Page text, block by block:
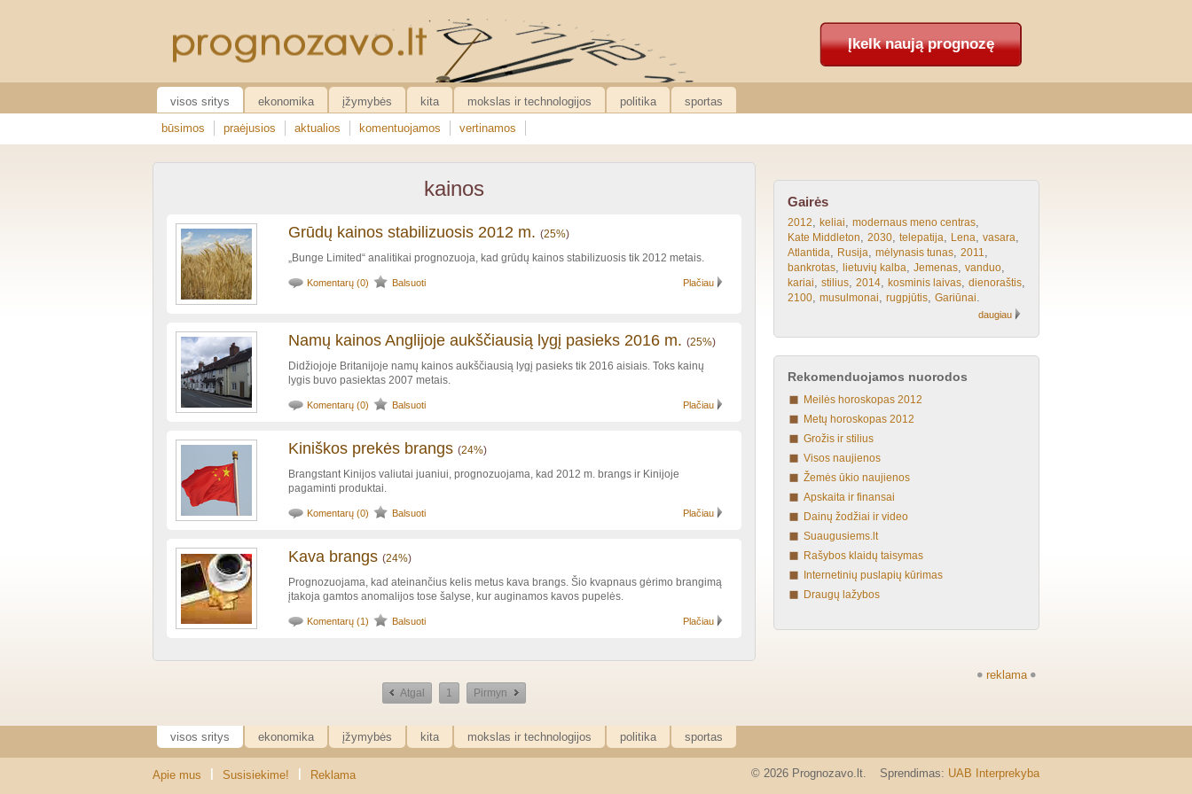
Įkelk naują prognozę
visos sritys ekonomika įžymybės kita mokslas ir technologijos politika
sportas
būsimos
praėjusios aktualios komentuojamos vertinamos
kainos
Grūdų kainos stabilizuosis 2012 m. (25%)
„Bunge Limited“ analitikai prognozuoja, kad grūdų kainos stabilizuosis tik 2012 metais.
Komentarų (0) Balsuoti Plačiau
Namų kainos Anglijoje aukščiausią lygį pasieks 2016 m. (25%)
Didžiojoje Britanijoje namų kainos aukščiausią lygį pasieks tik 2016 aisiais. Toks kainų
lygis buvo pasiektas 2007 metais.
Komentarų (0) Balsuoti Plačiau
Kiniškos prekės brangs (24%)
Brangstant Kinijos valiutai juaniui, prognozuojama, kad 2012 m. brangs ir Kinijoje
pagaminti produktai.
Komentarų (0) Balsuoti Plačiau
Kava brangs (24%)
Prognozuojama, kad ateinančius kelis metus kava brangs. Šio kvapnaus gėrimo brangimą
įtakoja gamtos anomalijos tose šalyse, kur auginamos kavos pupelės.
Komentarų (1) Balsuoti Plačiau
Atgal 1 Pirmyn
Gairės
2012, keliai, modernaus meno centras,
Kate Middleton, 2030, telepatija, Lena, vasara,
Atlantida, Rusija, mėlynasis tunas, 2011,
bankrotas, lietuvių kalba, Jemenas, vanduo,
kariai, stilius, 2014, kosminis laivas, dienoraštis,
2100, musulmonai, rugpjūtis, Gariūnai.
daugiau
Rekomenduojamos nuorodos
Meilės horoskopas 2012
Metų horoskopas 2012
Grožis ir stilius
Visos naujienos
Žemės ūkio naujienos
Apskaita ir finansai
Dainų žodžiai ir video
Suaugusiems.lt
Rašybos klaidų taisymas
Internetinių puslapių kūrimas
Draugų lažybos
reklama
visos sritys ekonomika įžymybės kita mokslas ir technologijos politika sportas
Apie mus Susisiekime! Reklama Sprendimas: UAB Interprekyba
© 2026 Prognozavo.lt.